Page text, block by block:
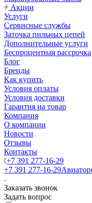
Акции
Услуги
Сервисные службы
Заточка пильных цепей
Дополнительные услуги
Беспроцентная рассрочка
Блог
Бренды
Как купить
Условия оплаты
Условия доставки
Гарантия на товар
Компания
О компании
Новости
Отзывы
Контакты
+7 391 277-16-29
+7 391 277-16-29
Заказать звонок
Задать вопрос